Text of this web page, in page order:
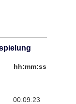
hh:mm:ss
00:09:23